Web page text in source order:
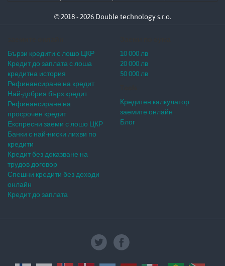
© 2018 - 2026 Double technology s.r.o.
Бързи кредити с лошо ЦКР
Кредит до заплата с лоша
кредитна история
Рефинансиране на кредит
Най-добрия бърз кредит
Рефинансиране на
просрочен кредит
Експресни заеми с лошо ЦКР
Банки с най-ниски лихви по
кредити
Кредит без доказване на
трудов договор
Спешни кредити без доходи
онлайн
Кредит до заплата
10 000 лв
20 000 лв
50 000 лв
Кредитен калкулатор
заемите онлайн
Блог